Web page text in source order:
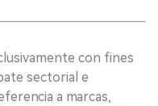
con fines
sectorial e
a marcas,